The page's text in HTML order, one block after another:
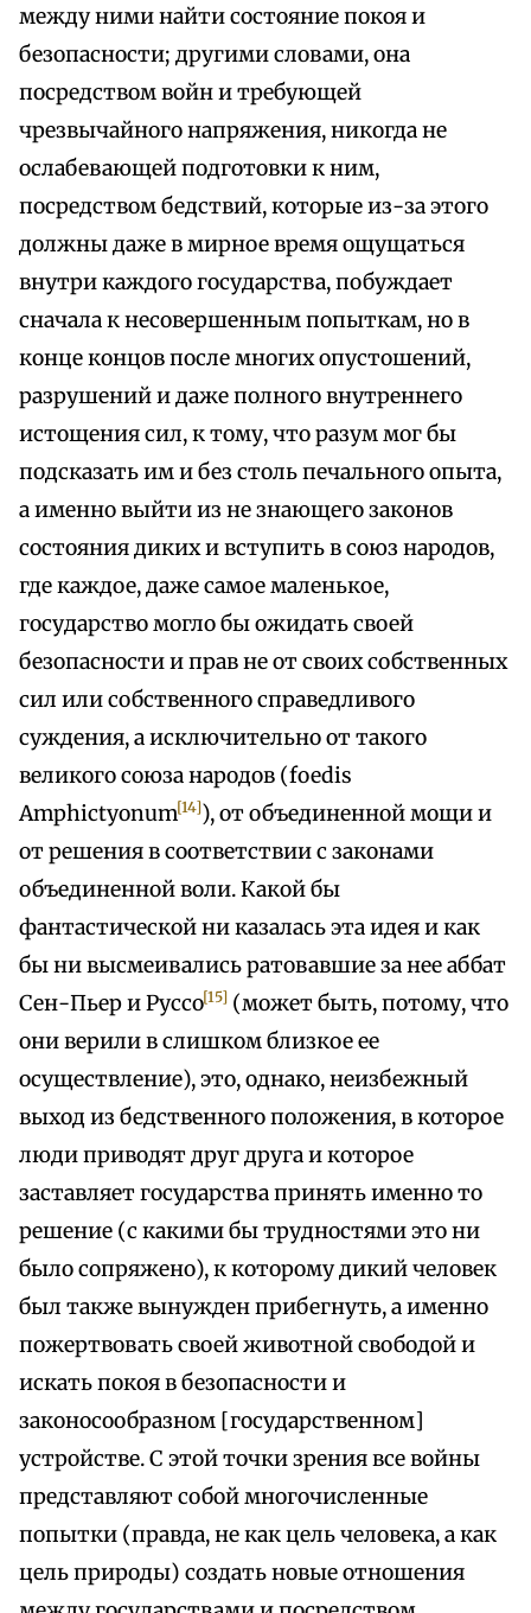
между ними найти состояние покоя и
безопасности; другими словами, она
посредством войн и требующей
чрезвычайного напряжения, никогда не
ослабевающей подготовки к ним,
посредством бедствий, которые из-за этого
должны даже в мирное время ощущаться
внутри каждого государства, побуждает
сначала к несовершенным попыткам, но в
конце концов после многих опустошений,
разрушений и даже полного внутреннего
истощения сил, к тому, что разум мог бы
подсказать им и без столь печального опыта,
а именно выйти из не знающего законов
состояния диких и вступить в союз народов,
где каждое, даже самое маленькое,
государство могло бы ожидать своей
безопасности и прав не от своих собственных
сил или собственного справедливого
суждения, а исключительно от такого
великого союза народов (foedis
Amphictyonum[14]), от объединенной мощи и
от решения в соответствии с законами
объединенной воли. Какой бы
фантастической ни казалась эта идея и как
бы ни высмеивались ратовавшие за нее аббат
Сен-Пьер и Руссо[15] (может быть, потому, что
они верили в слишком близкое ее
осуществление), это, однако, неизбежный
выход из бедственного положения, в которое
люди приводят друг друга и которое
заставляет государства принять именно то
решение (с какими бы трудностями это ни
было сопряжено), к которому дикий человек
был также вынужден прибегнуть, а именно
пожертвовать своей животной свободой и
искать покоя в безопасности и
законосообразном [государственном]
устройстве. С этой точки зрения все войны
представляют собой многочисленные
попытки (правда, не как цель человека, а как
цель природы) создать новые отношения